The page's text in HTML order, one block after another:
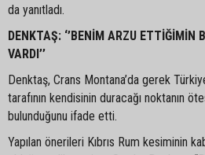
da yanıtladı.
DENKTAŞ: ‘’BENİM ARZU ETTİĞİMİN
VARDI’’
Denktaş, Crans Montana’da gerek
tarafının kendisinin duracağı noktanın
bulunduğunu ifade etti.
Yapılan önerileri Kıbrıs Rum kesiminin